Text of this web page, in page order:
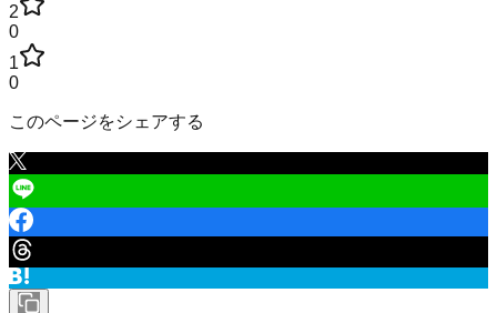
2
0
1
0
このページをシェアする